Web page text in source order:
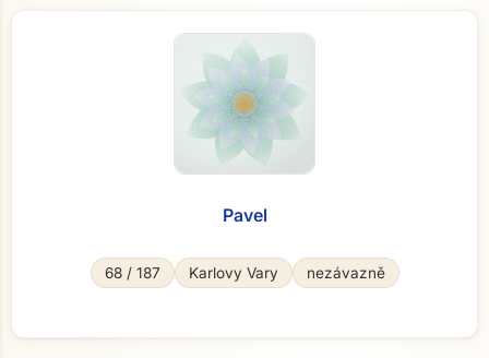
Pavel
68 / 187 Karlovy Vary nezávazně